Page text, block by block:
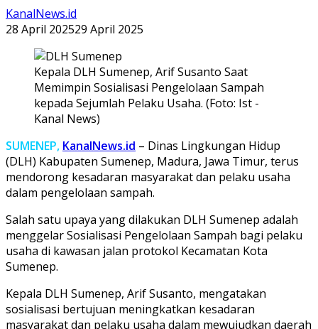
KanalNews.id
28 April 202529 April 2025
Kepala DLH Sumenep, Arif Susanto Saat
Memimpin Sosialisasi Pengelolaan Sampah
kepada Sejumlah Pelaku Usaha. (Foto: Ist -
Kanal News)
SUMENEP, KanalNews.id – Dinas Lingkungan Hidup
(DLH) Kabupaten Sumenep, Madura, Jawa Timur, terus
mendorong kesadaran masyarakat dan pelaku usaha
dalam pengelolaan sampah.
Salah satu upaya yang dilakukan DLH Sumenep adalah
menggelar Sosialisasi Pengelolaan Sampah bagi pelaku
usaha di kawasan jalan protokol Kecamatan Kota
Sumenep.
Kepala DLH Sumenep, Arif Susanto, mengatakan
sosialisasi bertujuan meningkatkan kesadaran
masyarakat dan pelaku usaha dalam mewujudkan daerah